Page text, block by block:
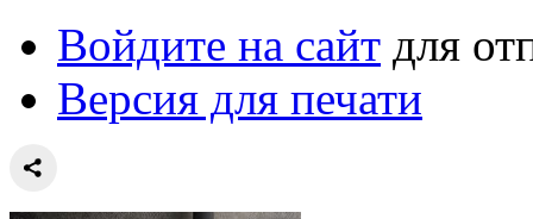
Войдите на сайт для
Версия для печати